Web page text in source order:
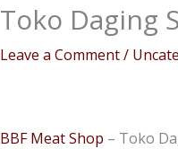
Toko Daging
Leave a Comment/
BBF Meat Shop – Toko